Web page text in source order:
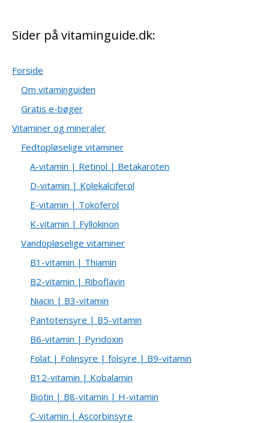
Sider på vitaminguide.dk:
Forside
Om vitaminguiden
Gratis e-bøger
Vitaminer og mineraler
Fedtopløselige vitaminer
A-vitamin | Retinol | Betakaroten
D-vitamin | Kolekalciferol
E-vitamin | Tokoferol
K-vitamin | Fyllokinon
Vandopløselige vitaminer
B1-vitamin | Thiamin
B2-vitamin | Riboflavin
Niacin | B3-vitamin
Pantotensyre | B5-vitamin
B6-vitamin | Pyridoxin
Folat | Folinsyre | folsyre | B9-vitamin
B12-vitamin | Kobalamin
Biotin | B8-vitamin | H-vitamin
C-vitamin | Ascorbinsyre